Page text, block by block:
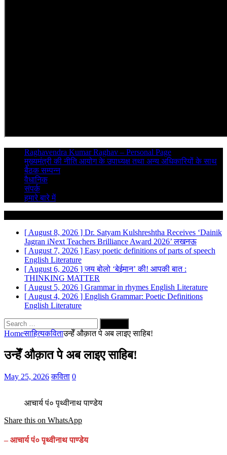
Raghavendra Kumar Raghav – Personal Page
मुख्यमंत्री की नीति आयोग के उपाध्यक्ष तथा अन्य अधिकारियों के साथ
बैठक सम्पन्न
वैधानिक
संपर्क
हमारे बारे में
[ August 8, 2026 ] Dr. Satyam Kulshreshtha Receives ‘Dainik
Jagran iNext Teachers Brilliance Award 2026’लखनऊ
[ August 7, 2026 ] Easy poetic definitions of parts of speech
English Literature
[ August 6, 2026 ]जय बोलो ‘बेईमान’ की! आपकी बात :
THINKING MATTER
[ August 5, 2026 ] Grammar in rhymes English Literature
[ August 4, 2026 ] English Grammar: Poetic Definitions
English Literature
Search
for:
Homeसाहित्यकविताउन्हेँ औक़ात पे अब लाइए साहिब!
उन्हेँ औक़ात पे अब लाइए साहिब!
May 25, 2026 कविता 0
आचार्य पं० पृथ्वीनाथ पाण्डेय
Share this on WhatsApp
– आचार्य पं० पृथ्वीनाथ पाण्डेय